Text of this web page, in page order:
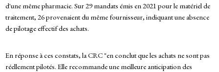
d'une même pharmacie. Sur 29 mandats émis en 2021 pour le matériel de
traitement, 26 provenaient du même fournisseur, indiquant une absence
de pilotage effectif des achats.
En réponse à ces constats, la CRC "en conclut que les achats ne sont pas
réellement pilotés. Elle recommande une meilleure anticipation des